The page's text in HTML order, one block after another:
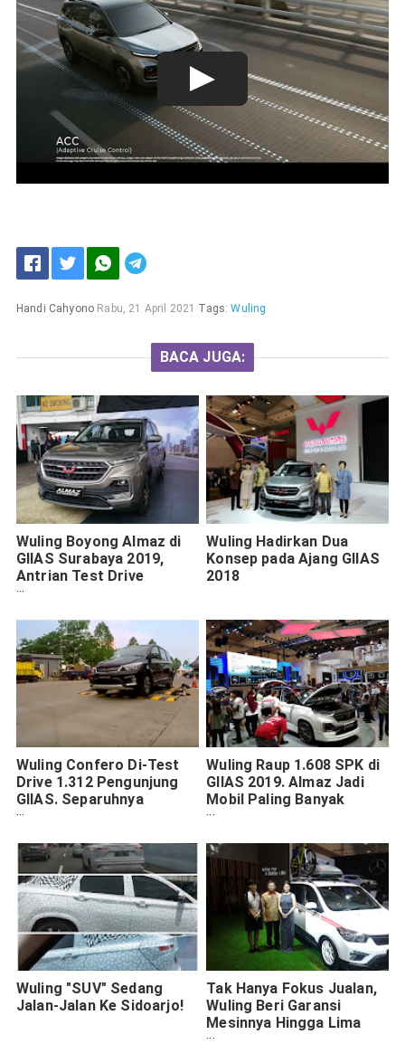
Handi Cahyono Rabu, 21 April 2021 Tags:Wuling
BACA JUGA:
Wuling Boyong Almaz di
GIIAS Surabaya 2019,
Antrian Test Drive
Mengular
Wuling Hadirkan Dua
Konsep pada Ajang GIIAS
2018
Wuling Confero Di-Test
Drive 1.312 Pengunjung
GIIAS. Separuhnya
Langsung SPK
Wuling Raup 1.608 SPK di
GIIAS 2019. Almaz Jadi
Mobil Paling Banyak
Dicoba
Wuling "SUV" Sedang
Jalan-Jalan Ke Sidoarjo!
Tak Hanya Fokus Jualan,
Wuling Beri Garansi
Mesinnya Hingga Lima
Tahun!